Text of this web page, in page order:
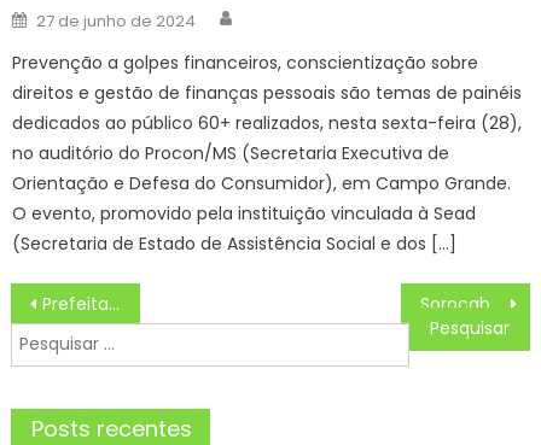
Posted
on
27 de junho de 2024
Prevenção a golpes financeiros, conscientização sobre
direitos e gestão de finanças pessoais são temas de painéis
dedicados ao público 60+ realizados, nesta sexta-feira (28),
no auditório do Procon/MS (Secretaria Executiva de
Orientação e Defesa do Consumidor), em Campo Grande.
O evento, promovido pela instituição vinculada à Sead
(Secretaria de Estado de Assistência Social e dos […]
Navegação
de
Post
Prefeita Adriane Lopes fortalece parceria com o comércio e indústria para impulsionar crescimento de Campo Grande – CGNotícias
Pesquisar
por:
Posts recentes